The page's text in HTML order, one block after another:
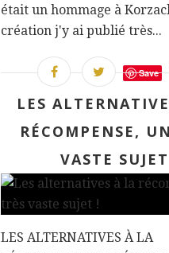
était un hommage à
création j'y ai publié très...
Save
LES
RÉCOMPENSE,
VASTE
LES ALTERNATIVES À LA